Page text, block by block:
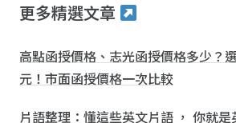
更多精選文章
高點函授價格、志光函授價格多少？
元！市面函授價格一次比較
片語整理：懂這些英文片語 ， 你就